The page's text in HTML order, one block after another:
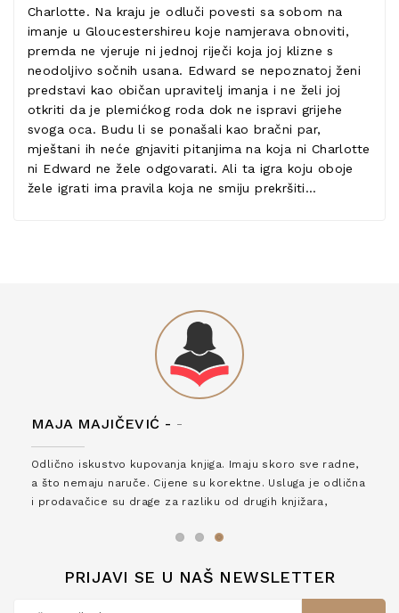
Charlotte. Na kraju je odluči povesti sa sobom na
imanje u Gloucestershireu koje namjerava obnoviti,
premda ne vjeruje ni jednoj riječi koja joj klizne s
neodoljivo sočnih usana. Edward se nepoznatoj ženi
predstavi kao običan upravitelj imanja i ne želi joj
otkriti da je plemićkog roda dok ne ispravi grijehe
svoga oca. Budu li se ponašali kao bračni par,
mještani ih neće gnjaviti pitanjima na koja ni Charlotte
ni Edward ne žele odgovarati. Ali ta igra koju oboje
žele igrati ima pravila koja ne smiju prekršiti…
MAJA MAJIČEVIĆ - -
Odlično iskustvo kupovanja knjiga. Imaju skoro sve radne,
a što nemaju naruče. Cijene su korektne. Usluga je odlična
i prodavačice su drage za razliku od drugih knjižara,
PRIJAVI SE U NAŠ NEWSLETTER